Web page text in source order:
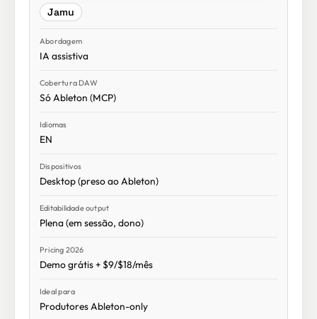
Jamu
IA assistiva
Só Ableton (MCP)
EN
Desktop (preso ao Ableton)
Plena (em sessão, dono)
Demo grátis + $9/$18/mês
Produtores Ableton-only